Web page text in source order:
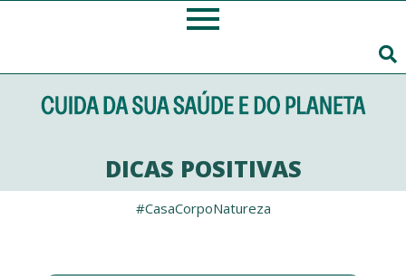
DICAS POSITIVAS
#CasaCorpoNatureza